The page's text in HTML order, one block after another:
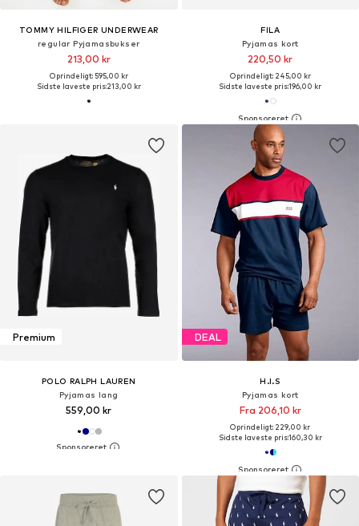
TOMMY HILFIGER UNDERWEAR
regular Pyjamasbukser
213,00 kr
Oprindeligt: 595,00 kr
Sidste laveste pris:213,00 kr
FILA
Pyjamas kort
220,50 kr
Oprindeligt: 245,00 kr
Sidste laveste pris:196,00 kr
Premium
POLO RALPH LAUREN
Pyjamas lang
559,00 kr
DEAL
H.I.S
Pyjamas kort
Fra 206,10 kr
Oprindeligt: 229,00 kr
Sidste laveste pris:160,30 kr